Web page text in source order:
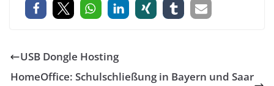
USB Dongle Hosting
HomeOffice: Schulschließung in Bayern und Saar